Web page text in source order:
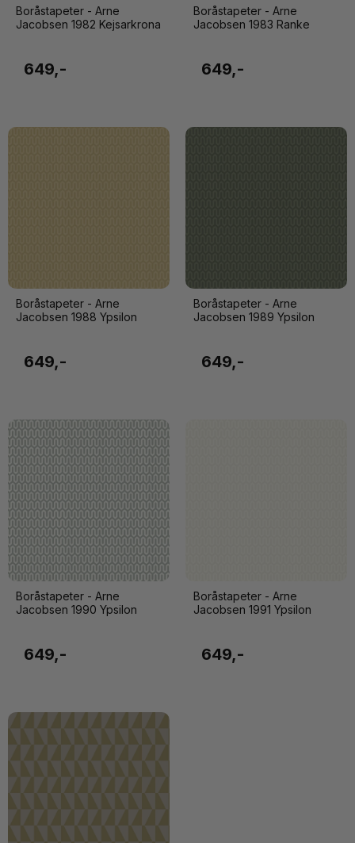
Boråstapeter - Arne
Jacobsen 1982 Kejsarkrona
649,-
Boråstapeter - Arne
Jacobsen 1983 Ranke
649,-
Boråstapeter - Arne
Jacobsen 1988 Ypsilon
649,-
Boråstapeter - Arne
Jacobsen 1989 Ypsilon
649,-
Boråstapeter - Arne
Jacobsen 1990 Ypsilon
649,-
Boråstapeter - Arne
Jacobsen 1991 Ypsilon
649,-